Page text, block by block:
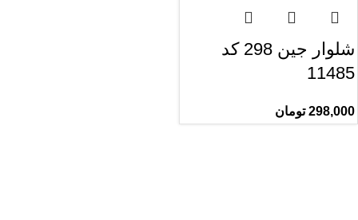
شلوار جین 298 کد
11485
298,000 تومان